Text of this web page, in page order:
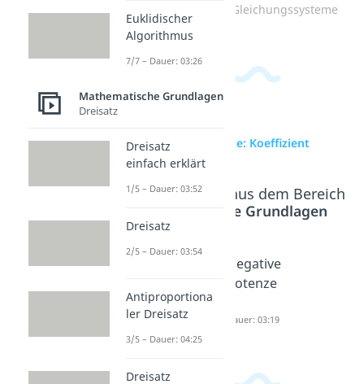
Zum Video: Lineare Gleichungssysteme
zur Videoseite: Koeffizient
Beliebte Inhalte aus dem Bereich
Mathematische Grundlagen
Dauer: 03:52 Dauer: 04:43
Negative
Potenze
Dauer: 03:19
Euklidischer
Algorithmus
7/7 – Dauer: 03:26
Mathematische Grundlagen
Dreisatz
Dreisatz
einfach erklärt
1/5 – Dauer: 03:52
Dreisatz
2/5 – Dauer: 03:54
Antiproportiona
ler Dreisatz
3/5 – Dauer: 04:25
Dreisatz